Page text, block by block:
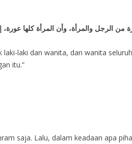
الرجل والمرأة، وأن المرأة كلها عورة،
laki dan wanita, dan wanita
itu.”
saja. Lalu, dalam keadaan apa